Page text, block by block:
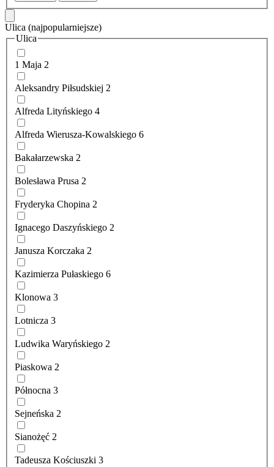
Ulica (najpopularniejsze)
Ulica
1 Maja 2
Aleksandry Piłsudskiej 2
Alfreda Lityńskiego 4
Alfreda Wierusza-Kowalskiego 6
Bakałarzewska 2
Bolesława Prusa 2
Fryderyka Chopina 2
Ignacego Daszyńskiego 2
Janusza Korczaka 2
Kazimierza Pułaskiego 6
Klonowa 3
Lotnicza 3
Ludwika Waryńskiego 2
Piaskowa 2
Północna 3
Sejneńska 2
Sianożęć 2
Tadeusza Kościuszki 3